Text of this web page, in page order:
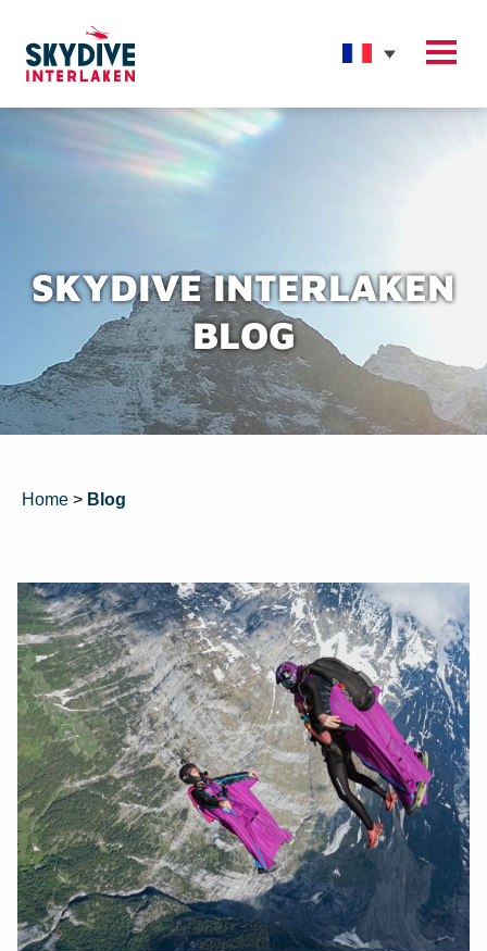
SKYDIVE INTERLAKEN
BLOG
Home > Blog